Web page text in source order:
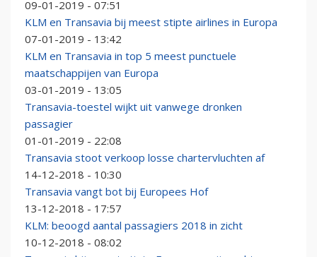
09-01-2019 - 07:51
KLM en Transavia bij meest stipte airlines in Europa
07-01-2019 - 13:42
KLM en Transavia in top 5 meest punctuele
maatschappijen van Europa
03-01-2019 - 13:05
Transavia-toestel wijkt uit vanwege dronken
passagier
01-01-2019 - 22:08
Transavia stoot verkoop losse chartervluchten af
14-12-2018 - 10:30
Transavia vangt bot bij Europees Hof
13-12-2018 - 17:57
KLM: beoogd aantal passagiers 2018 in zicht
10-12-2018 - 08:02